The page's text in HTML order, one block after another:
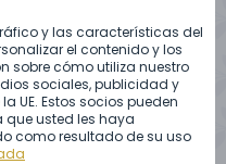
de nuestro
y las características del
el contenido y los
sobre cómo utiliza nuestro
sociales, publicidad y
UE. Estos socios pueden
usted les haya
como resultado de su uso